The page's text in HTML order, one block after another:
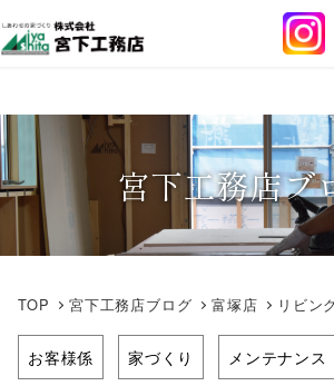
イ
ン
テ
ン
ツ
へ
移
宮下工務店ブ
TOP 宮下工務店ブログ 富塚店 リビン
お客様係 家づくり メンテナンス